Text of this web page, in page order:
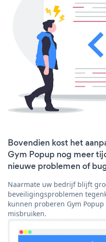
Bovendien kost het
Gym Popup nog meer
nieuwe problemen of
Naarmate uw bedrijf blijft
beveiligingsproblemen
kunnen proberen Gym
misbruiken.